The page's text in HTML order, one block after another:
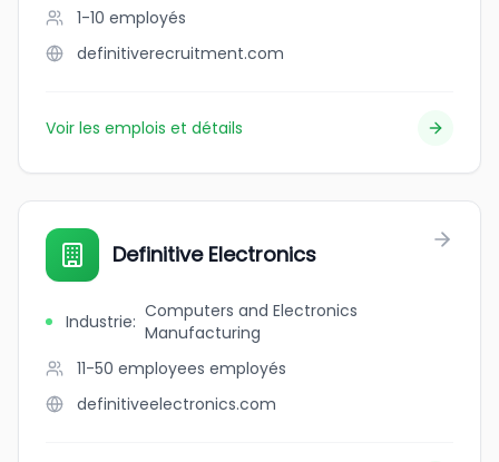
1-10 employés
definitiverecruitment.com
Voir les emplois et détails
Definitive Electronics
Industrie: Computers and Electronics
Manufacturing
11-50 employees employés
definitiveelectronics.com